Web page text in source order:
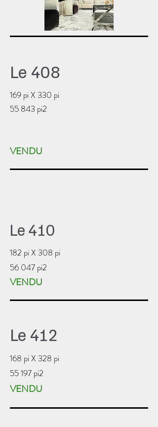
Le 408
169 pi X 330 pi
55 843 pi2
VENDU
Le 410
182 pi X 308 pi
56 047 pi2
VENDU
Le 412
168 pi X 328 pi
55 197 pi2
VENDU